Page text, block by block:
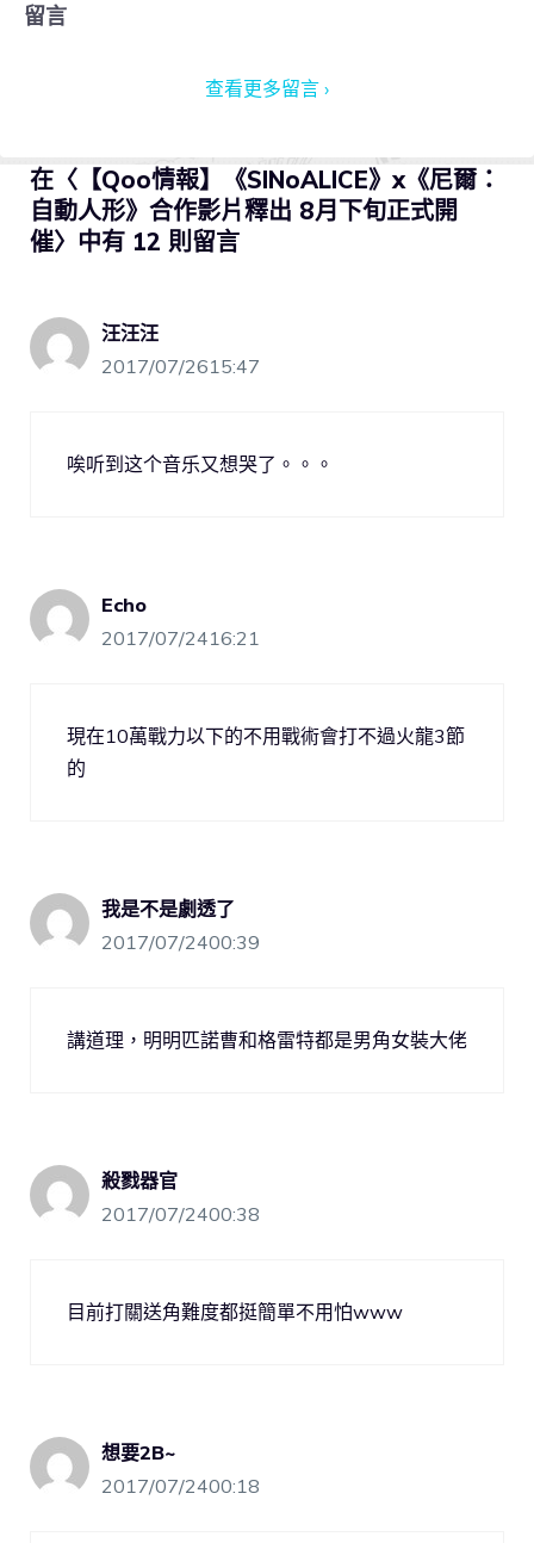
留言
查看更多留言 ›
在〈【Qoo情報】《SINoALICE》x《尼爾：
自動人形》合作影片釋出 8月下旬正式開
催〉中有 12 則留言
汪汪汪
2017/07/2615:47
唉听到这个音乐又想哭了。。。
Echo
2017/07/2416:21
現在10萬戰力以下的不用戰術會打不過火龍3節
的
我是不是劇透了
2017/07/2400:39
講道理，明明匹諾曹和格雷特都是男角女裝大佬
殺戮器官
2017/07/2400:38
目前打關送角難度都挺簡單不用怕www
想要2B~
2017/07/2400:18